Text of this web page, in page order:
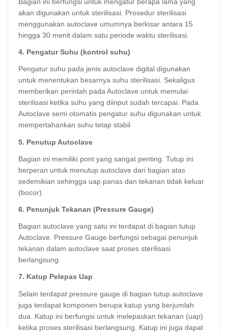
akan digunakan untuk sterilisasi. Prosedur sterilisasi
menggunakan autoclave umumnya berkisar antara 15
hingga 30 menit dalam satu periode waktu sterilisasi.
4. Pengatur Suhu (kontrol suhu)
Pengatur suhu pada jenis autoclave digital digunakan
untuk menentukan besarnya suhu sterilisasi. Sekaligus
memberikan perintah pada Autoclave untuk memulai
sterilisasi ketika suhu yang diinput sudah tercapai. Pada
Autoclave semi otomatis pengatur suhu digunakan untuk
mempertahankan suhu tetap stabil
5. Penutup Autoclave
Bagian ini memiliki pont yang sangat penting. Tutup ini
berperan untuk menutup autoclave dari bagian atas
sedemikian sehingga uap panas dan tekanan tidak keluar
(bocor).
6. Penunjuk Tekanan (Pressure Gauge)
Bagian autoclave yang satu ini terdapat di bagian tutup
Autoclave. Pressure Gauge berfungsi sebagai penunjuk
tekanan dalam autoclave saat proses sterilisasi
berlangsung.
7. Katup Pelepas Uap
Selain terdapat pressure gauge di bagian tutup autoclave
juga terdapat komponen berupa katup yang berjumlah
dua. Katup ini berfungsi untuk melepaskan tekanan (uap)
ketika proses sterilisasi berlangsung. Katup ini juga dapat